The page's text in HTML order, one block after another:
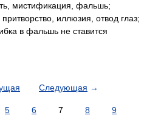
мистификация, фальшь;
иллюзия, отвод глаз;
в фальшь не ставится
Следующая →
5 6 7 8
9